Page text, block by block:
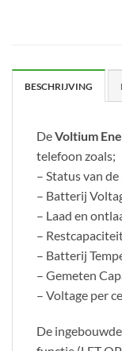
BESCHRIJVING
DeVoltium
telefoon zoals;
– Status van
– Batterij
– Laad en
–
– Batterij
– Gemeten
– Voltage per
De